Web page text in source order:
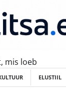
mis loeb
ELUSTIIL